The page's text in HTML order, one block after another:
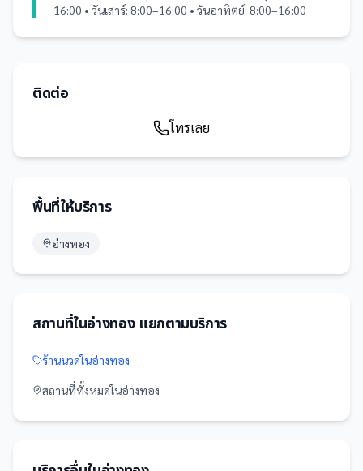
16:00 • วันเสาร์: 8:00–16:00 • วันอาทิตย์: 8:00–16:00
ติดต่อ
โทรเลย
พื้นที่ให้บริการ
อ่างทอง
สถานที่ในอ่างทองแยกตามบริการ
ร้านนวดในอ่างทอง
สถานที่ทั้งหมดในอ่างทอง